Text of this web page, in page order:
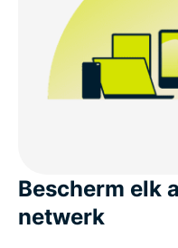
Bescherm elk
netwerk